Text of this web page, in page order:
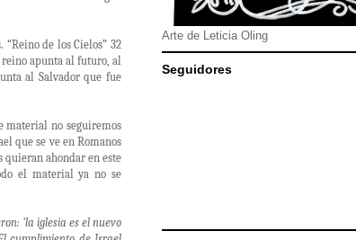
de los Cielos” 32
reino apunta al futuro, al
al Salvador que fue
material no seguiremos
que se ve en Romanos
quieran ahondar en este
el material ya no se
'la iglesia es el nuevo
Arte de Leticia Oling
Seguidores